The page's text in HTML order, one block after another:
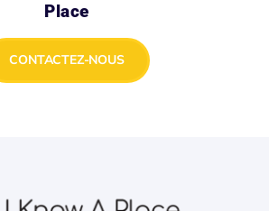
Place
CONTACTEZ-NOUS